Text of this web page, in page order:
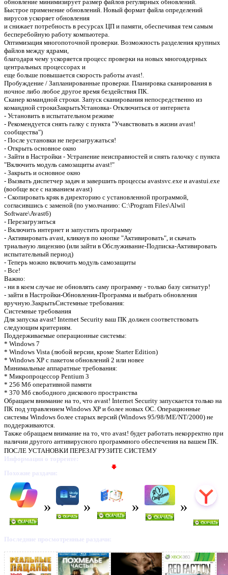
обновление минимизирует размер файлов регулярных обновлений.
Быстрое применение обновлений. Новый формат файла определений
вирусов ускоряет обновления
и снижает потребность в ресурсах ЦП и памяти, обеспечивая тем самым
бесперебойную работу компьютера.
Оптимизация многопоточной проверки. Возможность разделения крупных
файлов между ядрами,
благодаря чему ускоряется процесс проверки на новых многоядерных
центральных процессорах и
еще больше повышается скорость работы avast!.
Пробуждение / Запланированные проверки. Планировка сканирования в
ночное либо любое другое время бездействия ПК.
Сканер командной строки. Запуск сканирования непосредственно из
командной строкиЗакрытьУстановка- Отключиться от интернета
- Установить в испытательном режиме
- Рекомендуется снять галку с пункта "Учавствовать в жизни avast!
сообщества")
- После установки не перезагружаться!
- Открыть основное окно
- Зайти в Настройки - Устранение неисправностей и снять галочку с пункта
"Включить модуль самозащиты avast!"
- Закрыть и основное окно
- Вызвать диспетчер задач и завершить процессы avastsvc.exe и avastui.exe
(вообще все с названием avast)
- Скопировать кряк в директорию с установленной программой,
согласившись с заменой (по умолчанию: C:\Program Files\Alwil
Software\Avast6)
- Перезагрузиться
- Включить интернет и запустить программу
- Активировать avast, кликнув по кнопке "Активировать", и скачать
триальную лицензию (или зайти в Обслуживание-Подписка-Активировать
испытательный период)
- Теперь можно включить модуль самозащиты
- Все!
Важно:
- ни в коем случае не обновлять саму программу - только базу сигнатур!
- зайти в Настройки-Обновления-Программа и выбрать обновления
вручную.ЗакрытьСистемные требования:
Системные требования
Для запуска avast! Internet Security ваш ПК должен соответствовать
следующим критериям.
Поддерживаемые операционные системы:
* Windows 7
* Windows Vista (любой версии, кроме Starter Edition)
* Windows XP с пакетом обновлений 2 или новее
Минимальные аппаратные требования:
* Микропроцессор Pentium 3
* 256 Мб оперативной памяти
* 370 Мб свободного дискового пространства
Обращаем внимание на то, что avast! Internet Security запускается только на
ПК под управлением Windows XP и более новых ОС. Операционные
системы Windows более старых версий (Windows 95/98/ME/NT/2000) не
поддерживаются.
Также обращаем внимание на то, что avast! будет работать некорректно при
наличии другого антивирусного программного обеспечения на вашем ПК.
ПОСЛЕ УСТАНОВКИ ПЕРЕЗАГРУЗИТЕ СИСТЕМУ
Информация о торренте:
Похожие раздачи:
Последние просмотренные раздачи: